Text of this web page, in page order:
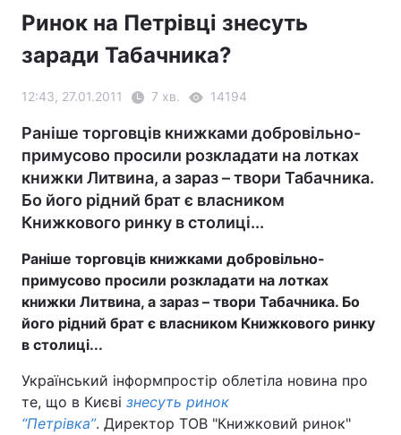
Ринок на Петрівці знесуть
заради Табачника?
12:43, 27.01.2011 7 хв. 14194
Раніше торговців книжками добровільно-
примусово просили розкладати на лотках
книжки Литвина, а зараз – твори Табачника.
Бо його рідний брат є власником
Книжкового ринку в столиці...
Раніше торговців книжками добровільно-
примусово просили розкладати на лотках
книжки Литвина, а зараз – твори Табачника. Бо
його рідний брат є власником Книжкового ринку
в столиці...
Український інформпростір облетіла новина про
те, що в Києві знесуть ринок
“Петрівка”. Директор ТОВ "Книжковий ринок"